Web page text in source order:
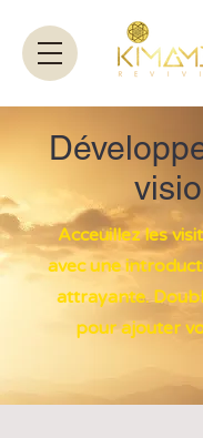
Acceuillez les
avec une
attrayante.
pour ajouter